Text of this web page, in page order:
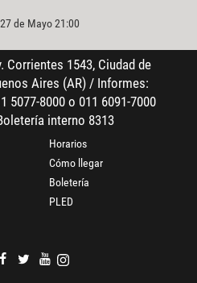
de Mayo 21:00
Corrientes 1543, Ciudad de
Aires (AR) / Informes:
5077-8000 o 011 6091-7000
interno 8313
Horarios
Cómo llegar
Boletería
PLED